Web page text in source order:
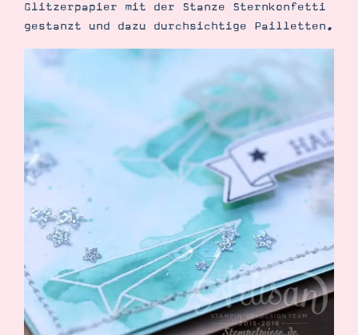
Glitzerpapier mit der Stanze Sternkonfetti
gestanzt und dazu durchsichtige Pailletten.